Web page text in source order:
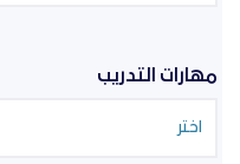
مهارات التدريب